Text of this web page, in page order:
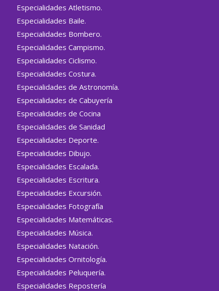
Especialidades Atletismo.
Especialidades Baile.
Especialidades Bombero.
Especialidades Campismo.
Especialidades Ciclismo.
Especialidades Costura.
Especialidades de Astronomía.
Especialidades de Cabuyería
Especialidades de Cocina
Especialidades de Sanidad
Especialidades Deporte.
Especialidades Dibujo.
Especialidades Escalada.
Especialidades Escritura.
Especialidades Excursión.
Especialidades Fotografía
Especialidades Matemáticas.
Especialidades Música.
Especialidades Natación.
Especialidades Ornitología.
Especialidades Peluquería.
Especialidades Repostería